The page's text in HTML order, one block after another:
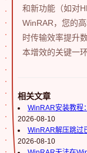
和新功能（如对
WinRAR，您的
时传输效率提升
本增效的关键一环
相关文章
WinRAR安装教程
2026-08-10
WinRAR解压跳过
2026-08-10